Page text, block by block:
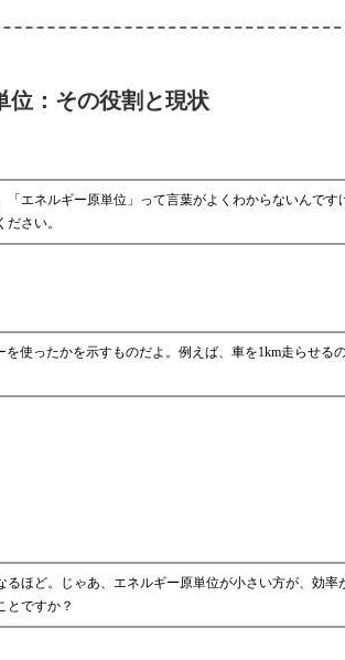
位：その役割と現状
「エネルギー原単位」って言葉がよくわからないんです
ださい。
使ったかを示すものだよ。例えば、車を1km走らせる
るほど。じゃあ、エネルギー原単位が小さい方が、効率
とですか？